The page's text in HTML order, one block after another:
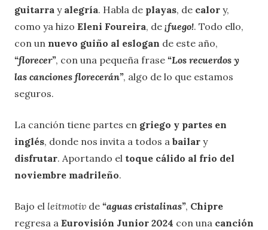
guitarra y alegría. Habla de playas, de calor y,
como ya hizo Eleni Foureira, de ¡fuego!. Todo ello,
con un nuevo guiño al eslogan de este año,
“florecer”, con una pequeña frase “Los recuerdos y
las canciones florecerán”, algo de lo que estamos
seguros.
La canción tiene partes en griego y partes en
inglés, donde nos invita a todos a bailar y
disfrutar. Aportando el toque cálido al frio del
noviembre madrileño.
Bajo el leitmotiv de “aguas cristalinas”, Chipre
regresa a Eurovisión Junior 2024 con una canción